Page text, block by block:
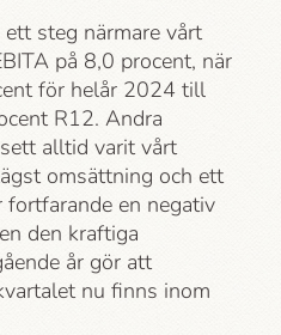
steg närmare vårt
på 8,0 procent, när
för helår 2024 till
R12. Andra
alltid varit vårt
omsättning och ett
en negativ
den kraftiga
år gör att
nu finns inom